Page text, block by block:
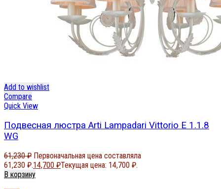
Add to wishlist
Compare
Quick View
Подвесная люстра Arti Lampadari Vittorio E 1.1.8
WG
61,230₽ Первоначальная цена составляла
61,230 ₽.14,700 ₽Текущая цена: 14,700 ₽.
В корзину